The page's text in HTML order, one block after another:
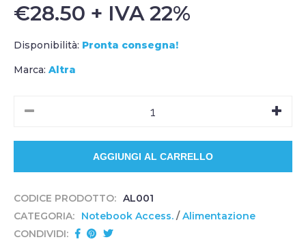
€28.50 + IVA 22%
Disponibilità: Pronta consegna!
Marca: Altra
CODICE PRODOTTO: AL001
CATEGORIA:
Notebook Access. /Alimentazione
CONDIVIDI: